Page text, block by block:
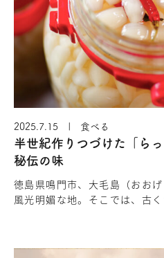
2025.7.15 | 食べる
半世紀作りつづけた「ら
秘伝の味
徳島県鳴門市、大毛島（おお
風光明媚な地。そこでは、古